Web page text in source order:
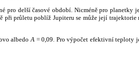
pro delší časové období. Nicméně pro
při průletu poblíž Jupiteru se může její
albedo A = 0,09. Pro výpočet efektivní teploty